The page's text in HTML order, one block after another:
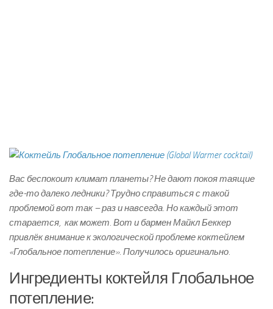
Вас беспокоит климат планеты? Не дают покоя таящие
где-то далеко ледники? Трудно справиться с такой
проблемой вот так – раз и навсегда. Но каждый этот
старается, как может. Вот и бармен Майкл Беккер
привлёк внимание к экологической проблеме коктейлем
«Глобальное потепление». Получилось оригинально.
Ингредиенты коктейля Глобальное
потепление: